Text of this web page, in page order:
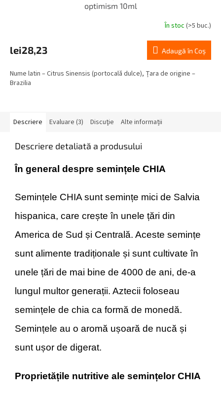
optimism 10ml
a
produsului
5,0
din
În stoc(>5 buc.)
lei28,23 Adaugă în Coş
Nume latin – Citrus Sinensis (portocală dulce), Țara de origine –
Brazilia
Descriere Evaluare (3) Discuţie Alte informații
Descriere detaliată a produsului
În general despre semințele CHIA
Semințele CHIA sunt semințe mici de Salvia
hispanica, care crește în unele țări din
America de Sud și Centrală. Aceste semințe
sunt alimente tradiționale și sunt cultivate în
unele țări de mai bine de 4000 de ani, de-a
lungul multor generații. Aztecii foloseau
semințele de chia ca formă de monedă.
Semințele au o aromă ușoară de nucă și
sunt ușor de digerat.
Proprietățile nutritive ale semințelor CHIA